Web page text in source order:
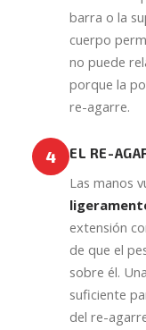
barra o la
cuerpo
no puede
porque la
re-agarre.
4 EL RE-
Las manos
extensión
de que el
sobre él.
suficiente
del re-